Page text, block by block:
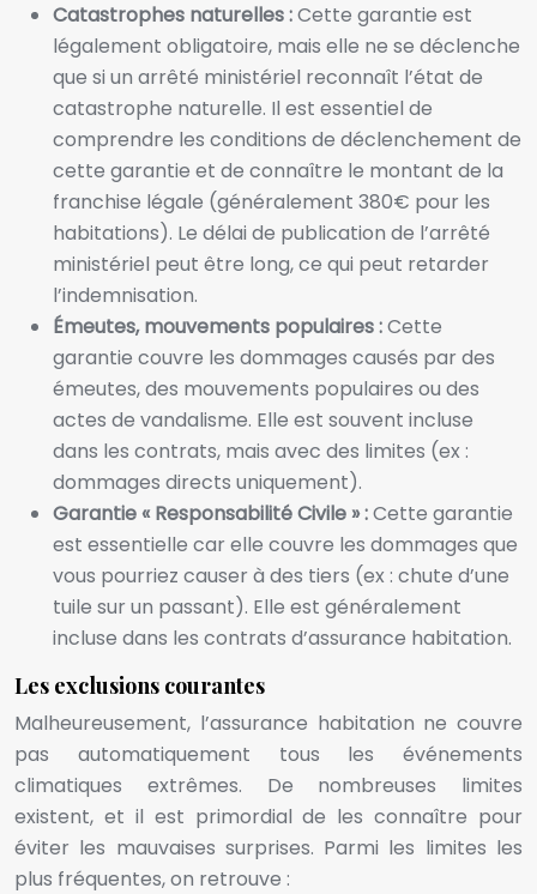
Catastrophes naturelles :Cette garantie est
légalement obligatoire, mais elle ne se déclenche
que si un arrêté ministériel reconnaît l’état de
catastrophe naturelle. Il est essentiel de
comprendre les conditions de déclenchement de
cette garantie et de connaître le montant de la
franchise légale (généralement 380€ pour les
habitations). Le délai de publication de l’arrêté
ministériel peut être long, ce qui peut retarder
l’indemnisation.
Émeutes, mouvements populaires :Cette
garantie couvre les dommages causés par des
émeutes, des mouvements populaires ou des
actes de vandalisme. Elle est souvent incluse
dans les contrats, mais avec des limites (ex :
dommages directs uniquement).
Garantie « Responsabilité Civile » :Cette garantie
est essentielle car elle couvre les dommages que
vous pourriez causer à des tiers (ex : chute d’une
tuile sur un passant). Elle est généralement
incluse dans les contrats d’assurance habitation.
Les exclusions courantes
Malheureusement, l’assurance habitation ne couvre
pas automatiquement tous les événements
climatiques extrêmes. De nombreuses limites
existent, et il est primordial de les connaître pour
éviter les mauvaises surprises. Parmi les limites les
plus fréquentes, on retrouve :